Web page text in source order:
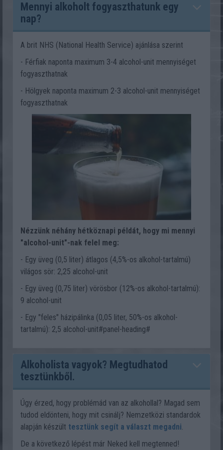
Mennyi alkoholt fogyaszthatunk egy
nap?
A brit NHS (National Health Service) ajánlása szerint
- Férfiak naponta maximum 3-4 alcohol-unit mennyiséget
fogyaszthatnak
- Hölgyek naponta maximum 2-3 alcohol-unit mennyiséget
fogyaszthatnak
Nézzünk néhány hétköznapi példát, hogy mi mennyi
"alcohol-unit"-nak felel meg:
- Egy üveg (0,5 liter) átlagos (4,5%-os alkohol-tartalmú)
világos sör: 2,25 alcohol-unit
- Egy üveg (0,75 liter) vörösbor (12%-os alkohol-tartalmú):
9 alcohol-unit
- Egy "feles" házipálinka (0,05 liter, 50%-os alkohol-
tartalmú): 2,5 alcohol-unit#panel-heading#
Alkoholista vagyok? Megtudhatod
tesztünkből.
Úgy érzed, hogy problémád van az alkohollal? Magad sem
tudod eldönteni, hogy mit csinálj? Nemzetközi standardok
alapján készült tesztünk segít a választ megadni.
De a következő lépést már Neked kell megtenned!